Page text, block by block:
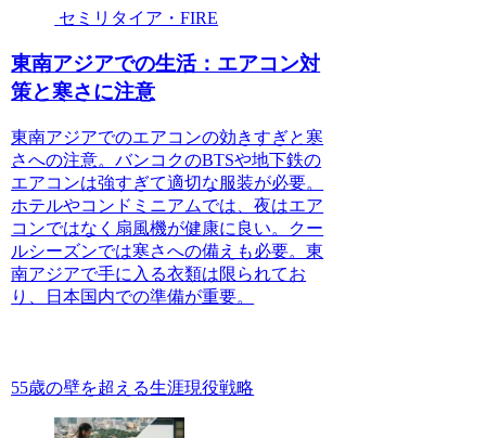
セミリタイア・FIRE
東南アジアでの生活：エアコン対
策と寒さに注意
東南アジアでのエアコンの効きすぎと寒
さへの注意。バンコクのBTSや地下鉄の
エアコンは強すぎて適切な服装が必要。
ホテルやコンドミニアムでは、夜はエア
コンではなく扇風機が健康に良い。クー
ルシーズンでは寒さへの備えも必要。東
南アジアで手に入る衣類は限られてお
り、日本国内での準備が重要。
55歳の壁を超える生涯現役戦略